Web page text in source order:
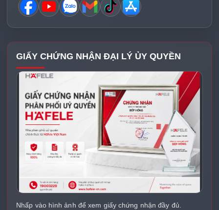
GIẤY CHỨNG NHẬN ĐẠI LÝ ỦY QUYỀN
Nhấp vào hình ảnh để xem giấy chứng nhận đầy đủ.